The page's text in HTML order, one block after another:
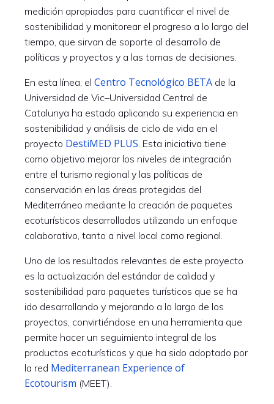
medición apropiadas para cuantificar el nivel de
sostenibilidad y monitorear el progreso a lo largo del
tiempo, que sirvan de soporte al desarrollo de
políticas y proyectos y a las tomas de decisiones.
En esta línea, el Centro Tecnológico BETA de la
Universidad de Vic–Universidad Central de
Catalunya ha estado aplicando su experiencia en
sostenibilidad y análisis de ciclo de vida en el
proyecto DestiMED PLUS. Esta iniciativa tiene
como objetivo mejorar los niveles de integración
entre el turismo regional y las políticas de
conservación en las áreas protegidas del
Mediterráneo mediante la creación de paquetes
ecoturísticos desarrollados utilizando un enfoque
colaborativo, tanto a nivel local como regional.
Uno de los resultados relevantes de este proyecto
es la actualización del estándar de calidad y
sostenibilidad para paquetes turísticos que se ha
ido desarrollando y mejorando a lo largo de los
proyectos, convirtiéndose en una herramienta que
permite hacer un seguimiento integral de los
productos ecoturísticos y que ha sido adoptado por
la red Mediterranean Experience of
Ecotourism (MEET).